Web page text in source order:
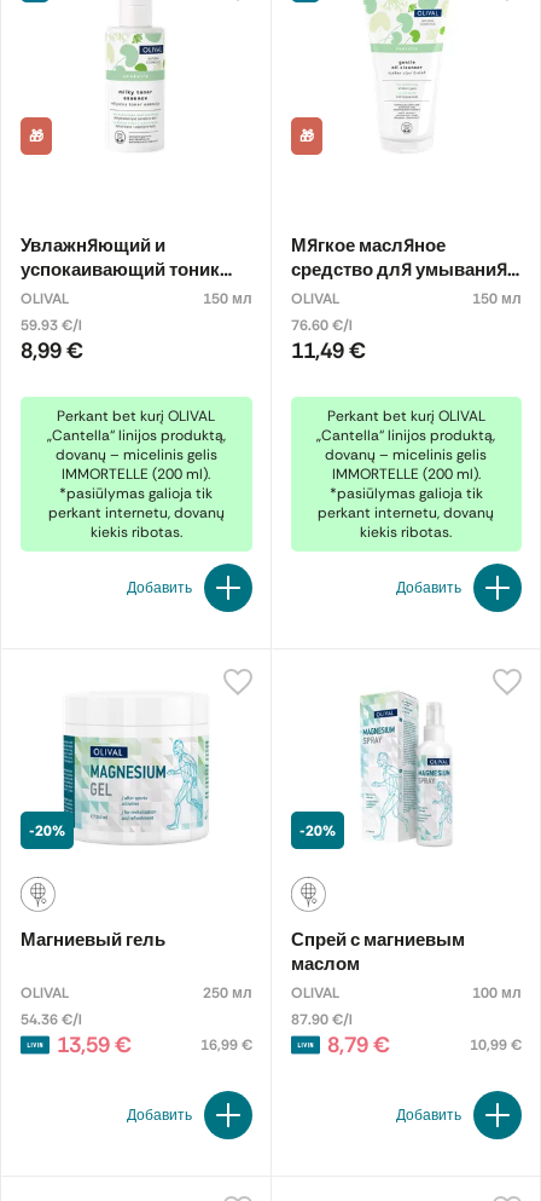
🎁
Увлажняющий и
успокаивающий тоник
для лица с центеллой
азиатской
OLIVAL
150 мл
59.93 €/l
8,99 €
Perkant bet kurį OLIVAL
„Cantella“ linijos produktą,
dovanų – micelinis gelis
IMMORTELLE (200 ml).
*pasiūlymas galioja tik
perkant internetu, dovanų
kiekis ribotas.
Добавить
🎁
Мягкое масляное
средство для умывания
лица с центеллой
азиатской
OLIVAL
150 мл
76.60 €/l
11,49 €
Perkant bet kurį OLIVAL
„Cantella“ linijos produktą,
dovanų – micelinis gelis
IMMORTELLE (200 ml).
*pasiūlymas galioja tik
perkant internetu, dovanų
kiekis ribotas.
Добавить
-20%
Магниевый гель
OLIVAL
250 мл
54.36 €/l
13,59 € 16,99 €
Добавить
-20%
Спрей с магниевым
маслом
OLIVAL
100 мл
87.90 €/l
8,79 € 10,99 €
Добавить